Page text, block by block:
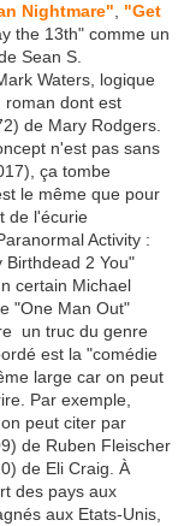
Nightmare"
"Get
the 13th" comme un
Sean S.
Waters, logique
roman dont est
de Mary Rodgers.
n'est pas sans
ça tombe
le même que pour
de l'écurie
Activity :
2 You"
certain Michael
"One Man Out"
un truc du genre
est la "comédie
large car on peut
Par exemple,
peut citer par
de Ruben Fleischer
de Eli Craig. À
des pays aux
aux Etats-Unis,